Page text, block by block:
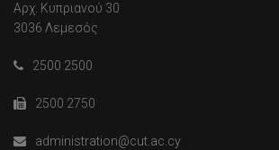
Αρχ. Κυπριανού 30
3036 Λεμεσός
2500 2500
2500 2750
administration@cut.ac.cy